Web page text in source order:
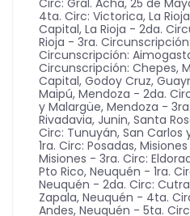
Circ: Gral. Acha, 25 de
4ta. Circ: Victorica, La
Capital, La Rioja - 2da.
Rioja - 3ra.
Circunscripción:
Circunscripción: Chepes,
Capital, Godoy Cruz,
Maipú, Mendoza - 2da.
y Malargüe, Mendoza -
Rivadavia, Junin, Santa
Circ: Tunuyán, San Carlos
1ra. Circ: Posadas,
Misiones - 3ra. Circ:
Pto Rico, Neuquén - 1ra.
Neuquén - 2da. Circ:
Zapala, Neuquén - 4ta.
Andes, Neuquén - 5ta.